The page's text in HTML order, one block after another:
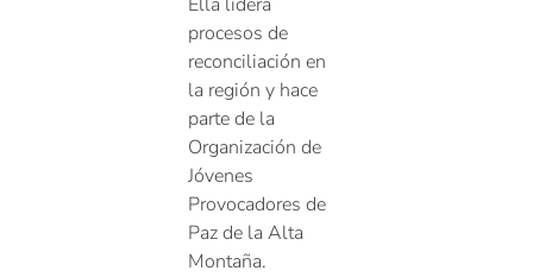
procesos de
reconciliación en
la región y hace
parte de la
Organización de
Jóvenes
Provocadores de
Paz de la Alta
Montaña.